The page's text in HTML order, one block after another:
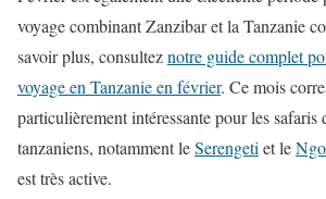
voyage combinant Zanzibar et la Tanzanie
savoir plus, consulteznotre guide complet
voyage en Tanzanie en février. Ce mois
particulièrement intéressante pour les safaris
tanzaniens, notamment leSerengetiet le
est très active.